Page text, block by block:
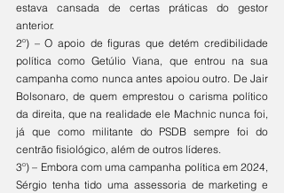
estava cansada de certas práticas do gestor
anterior.
2º) – O apoio de figuras que detém credibilidade
política como Getúlio Viana, que entrou na sua
campanha como nunca antes apoiou outro. De Jair
Bolsonaro, de quem emprestou o carisma político
da direita, que na realidade ele Machnic nunca foi,
já que como militante do PSDB sempre foi do
centrão fisiológico, além de outros líderes.
3º) – Embora com uma campanha política em 2024,
Sérgio tenha tido uma assessoria de marketing e